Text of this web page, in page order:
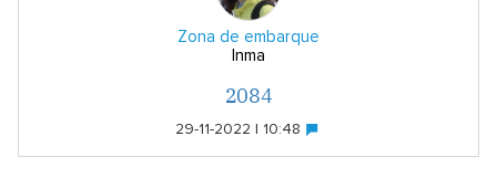
Zona de embarque
Inma
2084
29-11-2022 | 10:48